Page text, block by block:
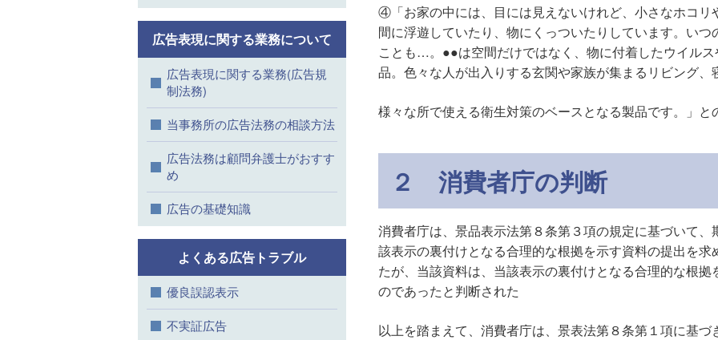
④「お家の中には、目には見えないけれど、小さなホコリ
間に浮遊していたり、物にくっついたりしています。い
ことも…。●●は空間だけではなく、物に付着したウイル
品。色々な人が出入りする玄関や家族が集まるリビング、
様々な所で使える衛生対策のベースとなる製品です。」と
２ 消費者庁の判断
消費者庁は、景品表示法第８条第３項の規定に基づいて
該表示の裏付けとなる合理的な根拠を示す資料の提出を
たが、当該資料は、当該表示の裏付けとなる合理的な根
のであったと判断された
以上を踏まえて、消費者庁は、景表法第８条第１項に基
広告表現に関する業務について
広告表現に関する業務(広告規
制法務)
当事務所の広告法務の相談方法
広告法務は顧問弁護士がおすす
め
広告の基礎知識
よくある広告トラブル
優良誤認表示
不実証広告